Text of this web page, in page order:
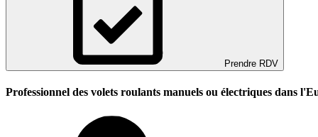
Prendre RDV
Professionnel des volets roulants manuels ou électriques dans